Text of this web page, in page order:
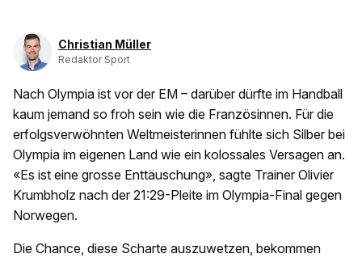
Christian Müller
Redaktor Sport
Nach Olympia ist vor der EM – darüber dürfte im Handball
kaum jemand so froh sein wie die Französinnen. Für die
erfolgsverwöhnten Weltmeisterinnen fühlte sich Silber bei
Olympia im eigenen Land wie ein kolossales Versagen an.
«Es ist eine grosse Enttäuschung», sagte Trainer Olivier
Krumbholz nach der 21:29-Pleite im Olympia-Final gegen
Norwegen.
Die Chance, diese Scharte auszuwetzen, bekommen